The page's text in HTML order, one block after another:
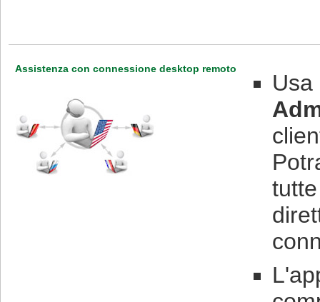
Assistenza con connessione desktop remoto